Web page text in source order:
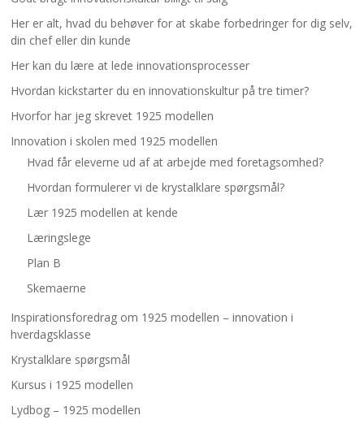
Her er alt, hvad du behøver for at skabe forbedringer for dig selv,
din chef eller din kunde
Her kan du lære at lede innovationsprocesser
Hvordan kickstarter du en innovationskultur på tre timer?
Hvorfor har jeg skrevet 1925 modellen
Innovation i skolen med 1925 modellen
Hvad får eleverne ud af at arbejde med foretagsomhed?
Hvordan formulerer vi de krystalklare spørgsmål?
Lær 1925 modellen at kende
Læringslege
Plan B
Skemaerne
Inspirationsforedrag om 1925 modellen – innovation i
hverdagsklasse
Krystalklare spørgsmål
Kursus i 1925 modellen
Lydbog – 1925 modellen